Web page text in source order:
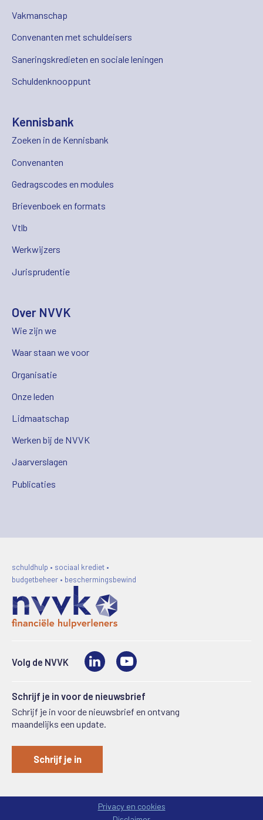
Vakmanschap
Convenanten met schuldeisers
Saneringskredieten en sociale leningen
Schuldenknooppunt
Kennisbank
Zoeken in de Kennisbank
Convenanten
Gedragscodes en modules
Brievenboek en formats
Vtlb
Werkwijzers
Jurisprudentie
Over NVVK
Wie zijn we
Waar staan we voor
Organisatie
Onze leden
Lidmaatschap
Werken bij de NVVK
Jaarverslagen
Publicaties
schuldhulp • sociaal krediet •
budgetbeheer • beschermingsbewind
Volg de NVVK LinkedIn
Schrijf je in voor de nieuwsbrief
Schrijf je in voor de nieuwsbrief en ontvang
maandelijks een update.
Schrijf je in
Privacy en cookies